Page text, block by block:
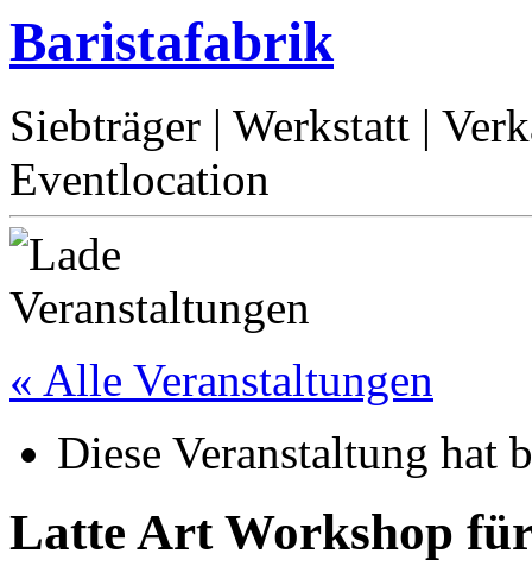
Baristafabrik
Siebträger | Werkstatt |
Eventlocation
« Alle Veranstaltungen
Diese Veranstaltung hat
Latte Art Workshop